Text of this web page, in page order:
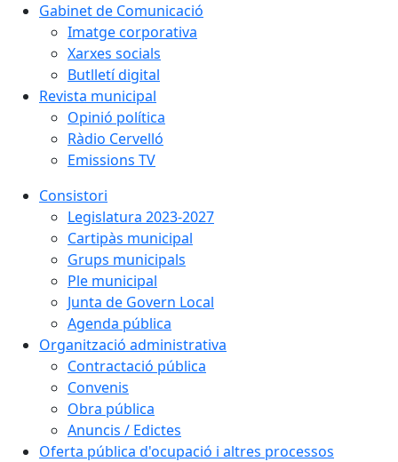
Gabinet de Comunicació
Imatge corporativa
Xarxes socials
Butlletí digital
Revista municipal
Opinió política
Ràdio Cervelló
Emissions TV
Consistori
Legislatura 2023-2027
Cartipàs municipal
Grups municipals
Ple municipal
Junta de Govern Local
Agenda pública
Organització administrativa
Contractació pública
Convenis
Obra pública
Anuncis / Edictes
Oferta pública d'ocupació i altres processos